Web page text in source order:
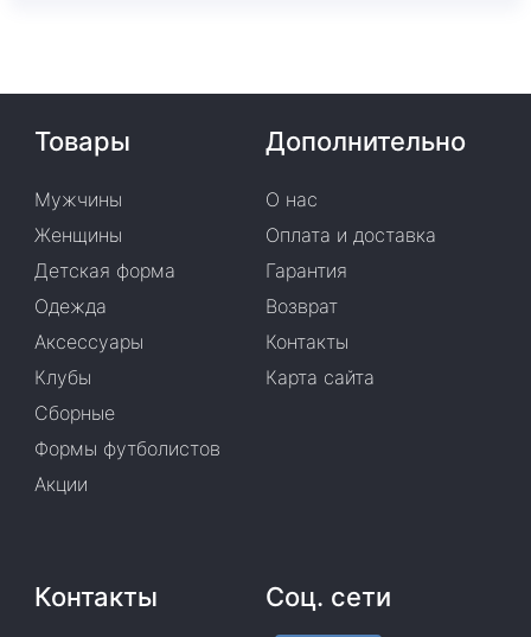
Товары
Мужчины
Женщины
Детская форма
Одежда
Аксессуары
Клубы
Сборные
Формы футболистов
Акции
Дополнительно
О нас
Оплата и доставка
Гарантия
Возврат
Контакты
Карта сайта
Контакты Соц. сети